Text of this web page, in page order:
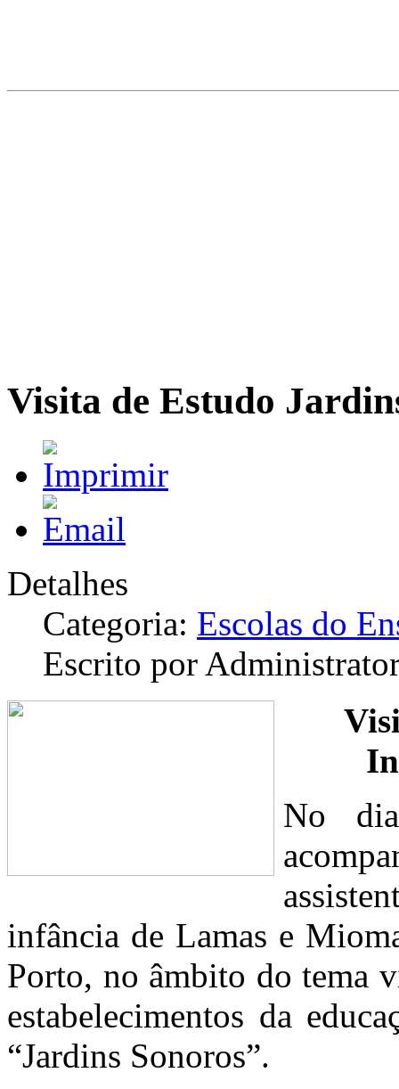
Visita de Estudo
Detalhes
Categoria: Escolas do
Escrito por
No
infância de Lamas e
Porto, no âmbito do tema
estabelecimentos da
“Jardins Sonoros”.